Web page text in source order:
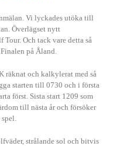
Vi lyckades utöka till
Överlägset nytt
Och tack vare detta så
på Åland.
räknat och kalkylerat med så
starten till 0730 och i första
först. Sista start 1209 som
till nästa år och försöker
strålande sol och bitvis